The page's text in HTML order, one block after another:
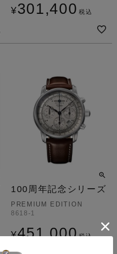
¥301,400 税込
100周年記念シリーズ
PREMIUM EDITION
8618-1
¥451,000 税込